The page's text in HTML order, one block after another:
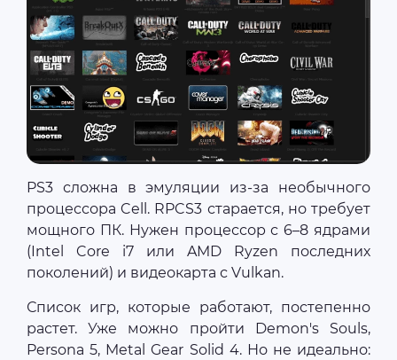
PS3 сложна в эмуляции из-за необычного
процессора Cell. RPCS3 старается, но требует
мощного ПК. Нужен процессор с 6–8 ядрами
(Intel Core i7 или AMD Ryzen последних
поколений) и видеокарта с Vulkan.
Список игр, которые работают, постепенно
растет. Уже можно пройти Demon's Souls,
Persona 5, Metal Gear Solid 4. Но не идеально: